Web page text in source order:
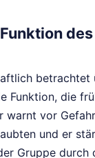
betrachtet
Funktion, die
warnt vor
und er
Gruppe durch